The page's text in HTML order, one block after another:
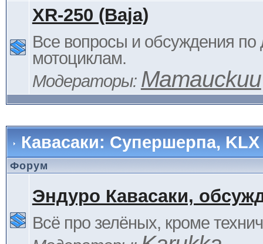
XR-250 (Baja)
Все вопросы и обсуждения
мотоциклам.
Модераторы: Mamauckuu
Кавасаки: Супершерпа,
Форум
Эндуро Кавасаки,
Всё про зелёных, кроме